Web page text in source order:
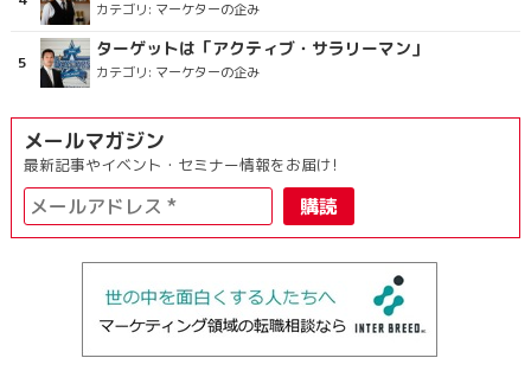
カテゴリ: マーケターの企み
ターゲットは「アクティブ・サラリーマン」
カテゴリ: マーケターの企み
メールマガジン
最新記事やイベント・セミナー情報をお届け!